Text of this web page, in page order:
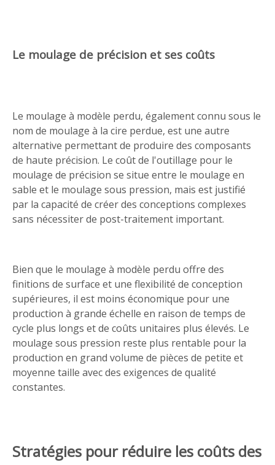
Le moulage de précision et ses coûts
Le moulage à modèle perdu, également connu sous le
nom de moulage à la cire perdue, est une autre
alternative permettant de produire des composants
de haute précision. Le coût de l'outillage pour le
moulage de précision se situe entre le moulage en
sable et le moulage sous pression, mais est justifié
par la capacité de créer des conceptions complexes
sans nécessiter de post-traitement important.
Bien que le moulage à modèle perdu offre des
finitions de surface et une flexibilité de conception
supérieures, il est moins économique pour une
production à grande échelle en raison de temps de
cycle plus longs et de coûts unitaires plus élevés. Le
moulage sous pression reste plus rentable pour la
production en grand volume de pièces de petite et
moyenne taille avec des exigences de qualité
constantes.
Stratégies pour réduire les coûts des